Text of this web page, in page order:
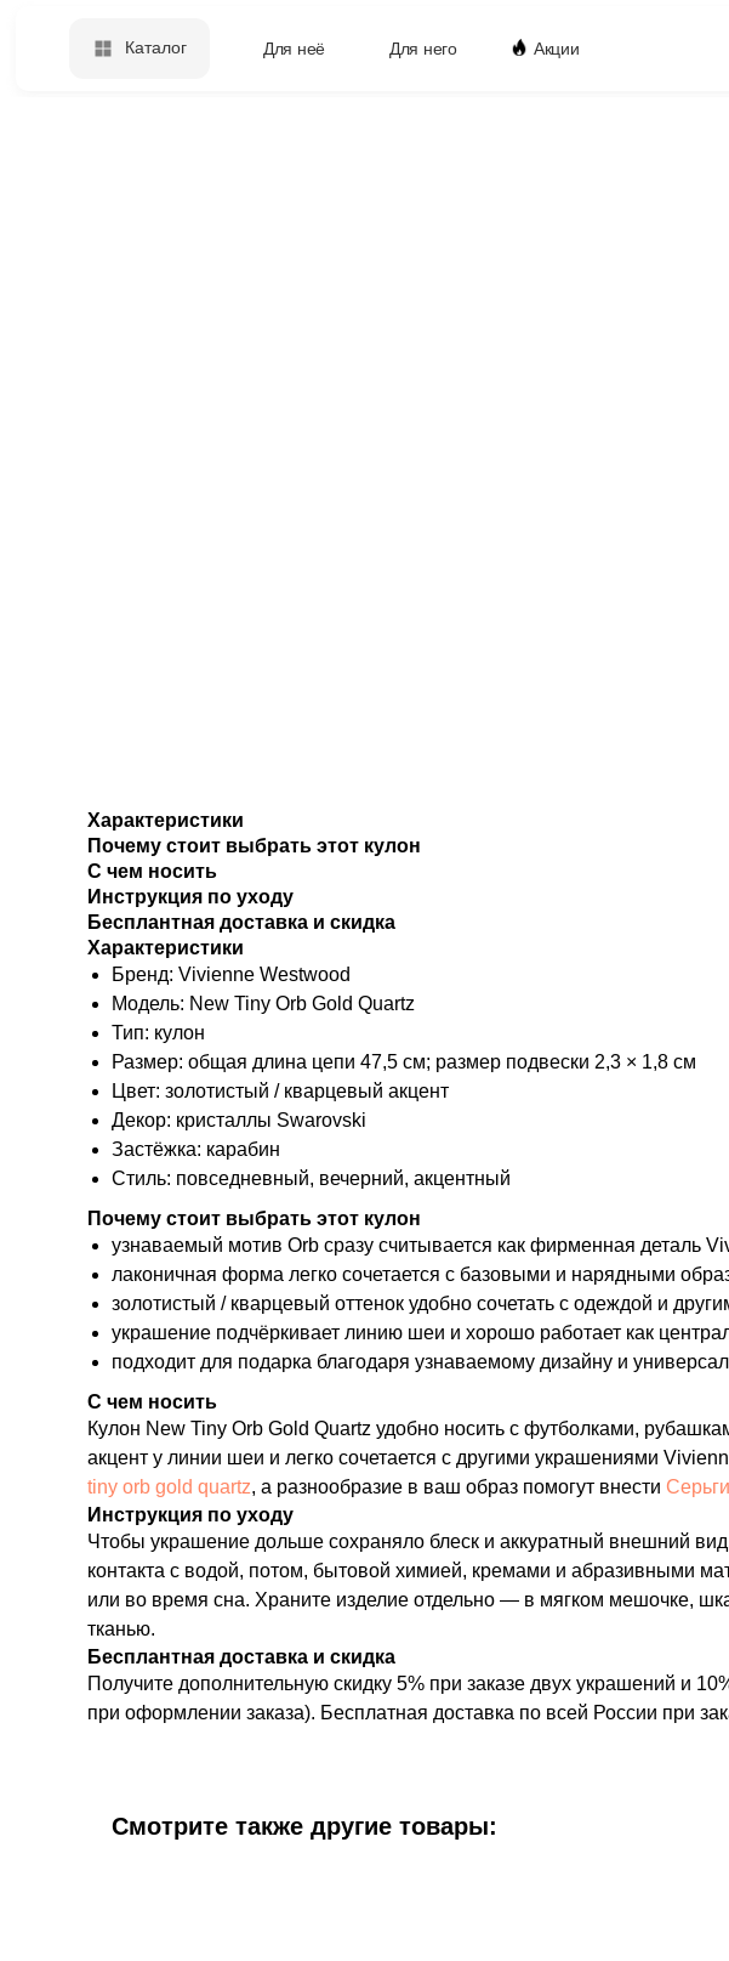
Для него Акции
Для неё
Каталог
Характеристики
Почему стоит выбрать этот кулон
С чем носить
Инструкция по уходу
Бесплантная доставка и скидка
Характеристики
Бренд: Vivienne Westwood
Модель: New Tiny Orb Gold Quartz
Тип: кулон
Размер: общая длина цепи 47,5 см; размер подвески 2,3 × 1,8 см
Цвет: золотистый / кварцевый акцент
Декор: кристаллы Swarovski
Застёжка: карабин
Стиль: повседневный, вечерний, акцентный
Почему стоит выбрать этот кулон
узнаваемый мотив Orb сразу считывается как фирменная деталь
лаконичная форма легко сочетается с базовыми и нарядными
золотистый / кварцевый оттенок удобно сочетать с одеждой и
украшение подчёркивает линию шеи и хорошо работает как
подходит для подарка благодаря узнаваемому дизайну и
С чем носить
Кулон New Tiny Orb Gold Quartz удобно носить с футболками,
акцент у линии шеи и легко сочетается с другими украшениями
tiny orb gold quartz, а разнообразие в ваш образ помогут внести
Инструкция по уходу
Чтобы украшение дольше сохраняло блеск и аккуратный внешний
контакта с водой, потом, бытовой химией, кремами и абразивными
или во время сна. Храните изделие отдельно — в мягком мешочке,
тканью.
Бесплантная доставка и скидка
Получите дополнительную скидку 5% при заказе двух украшений и
при оформлении заказа). Бесплатная доставка по всей России при
Смотрите также другие товары: